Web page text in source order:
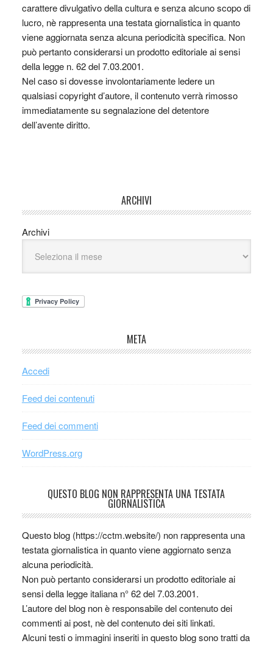
carattere divulgativo della cultura e senza alcuno scopo di
lucro, nè rappresenta una testata giornalistica in quanto
viene aggiornata senza alcuna periodicità specifica. Non
può pertanto considerarsi un prodotto editoriale ai sensi
della legge n. 62 del 7.03.2001.
Nel caso si dovesse involontariamente ledere un
qualsiasi copyright d’autore, il contenuto verrà rimosso
immediatamente su segnalazione del detentore
dell’avente diritto.
ARCHIVI
Archivi
META
Accedi
Feed dei contenuti
Feed dei commenti
WordPress.org
QUESTO BLOG NON RAPPRESENTA UNA TESTATA
GIORNALISTICA
Questo blog (https://cctm.website/) non rappresenta una
testata giornalistica in quanto viene aggiornato senza
alcuna periodicità.
Non può pertanto considerarsi un prodotto editoriale ai
sensi della legge italiana n° 62 del 7.03.2001.
L’autore del blog non è responsabile del contenuto dei
commenti ai post, nè del contenuto dei siti linkati.
Alcuni testi o immagini inseriti in questo blog sono tratti da